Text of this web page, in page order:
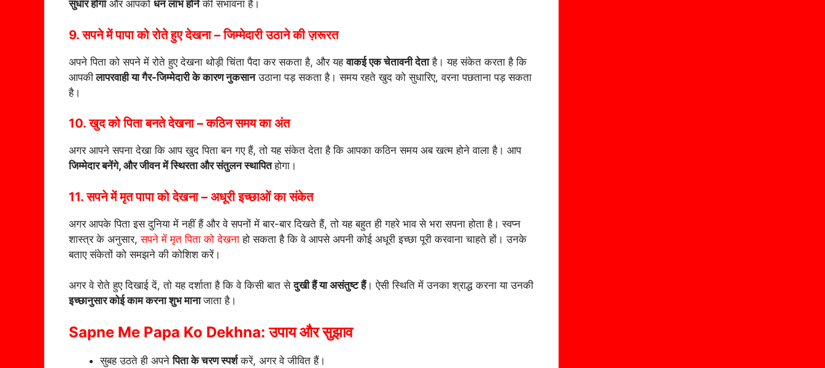
सुधार होगाऔर आपको धन लाभ होनेकी संभावना है।
9. सपने में पापा को रोते हुए देखना – जिम्मेदारी उठाने की ज़रूरत
अपने पिता को सपने में रोते हुए देखना थोड़ी चिंता पैदा कर सकता है, और यहवाकई एक चेतावनी देताहै। यह संकेत करता है कि
आपकीलापरवाही या गैर-जिम्मेदारी के कारण नुकसानउठाना पड़ सकता है। समय रहते खुद को सुधारिए, वरना पछताना पड़ सकता
है।
10. खुद को पिता बनते देखना – कठिन समय का अंत
अगर आपने सपना देखा कि आप खुद पिता बन गए हैं, तो यह संकेत देता है कि आपका कठिन समय अब खत्म होने वाला है। आप
जिम्मेदार बनेंगे, और जीवन में स्थिरता और संतुलन स्थापितहोगा।
11. सपने में मृत पापा को देखना – अधूरी इच्छाओं का संकेत
अगर आपके पिता इस दुनिया में नहीं हैं और वे सपनों में बार-बार दिखते हैं, तो यह बहुत ही गहरे भाव से भरा सपना होता है। स्वप्न
शास्त्र के अनुसार,सपने में मृत पिता को देखना हो सकता है कि वे आपसे अपनी कोई अधूरी इच्छा पूरी करवाना चाहते हों। उनके
बताए संकेतों को समझने की कोशिश करें।
अगर वे रोते हुए दिखाई दें, तो यह दर्शाता है कि वे किसी बात सेदुखी हैं या असंतुष्ट हैं। ऐसी स्थिति में उनका श्राद्ध करना या उनकी
इच्छानुसार कोई काम करना शुभ मानाजाता है।
Sapne Me Papa Ko Dekhna: उपाय और सुझाव
सुबह उठते ही अपनेपिता के चरण स्पर्शकरें, अगर वे जीवित हैं।